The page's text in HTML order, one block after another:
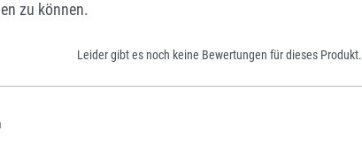
zu können.
Leider gibt es noch keine Bewertungen für dieses Produkt.